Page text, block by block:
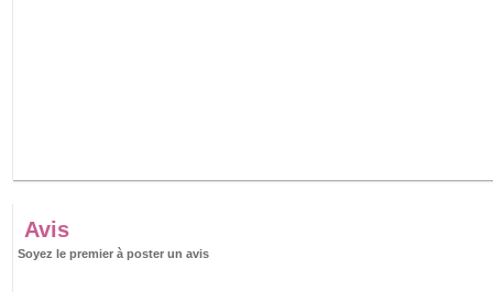
Avis
Soyez le premier à poster un avis